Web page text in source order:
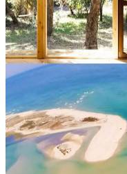
Su richiesta
30 ottobre 2026 13:00
Aljezur, Portogallo
Seed & Rooted -
Dal 20 al 25 aprile 2027,
accoglierà il “Seed Rooted
dal team Seed Rooted.
a....